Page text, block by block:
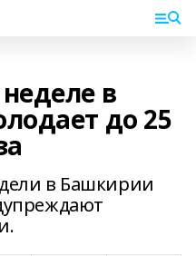
в
до 25
в Башкирии